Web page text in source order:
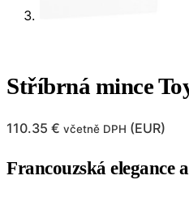
Stříbrná mince
110.35 € včetně DPH (EUR)
Francouzská elegance